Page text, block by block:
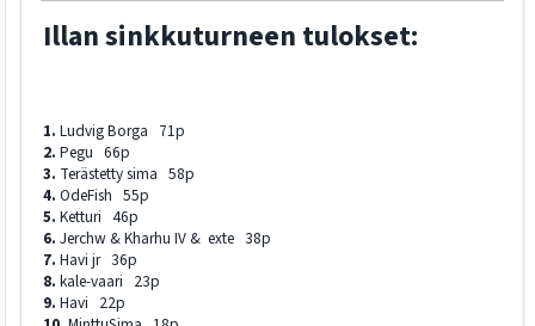
Illan sinkkuturneen tulokset:
1. Ludvig Borga 71p
2. Pegu 66p
3. Terästetty sima 58p
4. OdeFish 55p
5. Ketturi 46p
6. Jerchw & Kharhu IV & exte 38p
7. Havi jr 36p
8. kale-vaari 23p
9. Havi 22p